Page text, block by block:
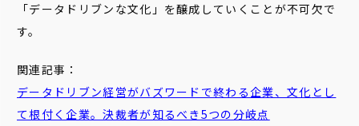
「データドリブンな文化」を醸成していくことが不可欠で
す。
関連記事：
データドリブン経営がバズワードで終わる企業、文化 とし
て根付く企業。決裁者が知るべき5つの分岐点